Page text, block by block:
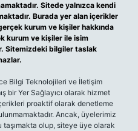
Sitede yalnızca kendi
Burada yer alan içerikler
kurum ve kişiler hakkında
kurum ve kişiler ile isim
Sitemizdeki bilgiler taslak
Bilgi Teknolojileri ve İletişim
bir Yer Sağlayıcı olarak hizmet
proaktif olarak denetleme
Ancak, üyelerimiz
taşımakta olup, siteye üye olarak